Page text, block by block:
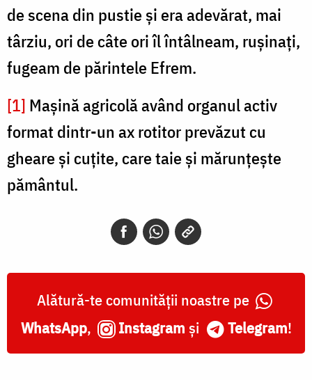
de scena din pustie și era adevărat, mai
târziu, ori de câte ori îl întâlneam, rușinați,
fugeam de părintele Efrem.
[1] Mașină agricolă având organul activ
format dintr-un ax rotitor prevăzut cu
gheare și cuțite, care taie și mărunțește
pământul.
Alătură-te comunității noastre pe
WhatsApp, Instagram și Telegram!